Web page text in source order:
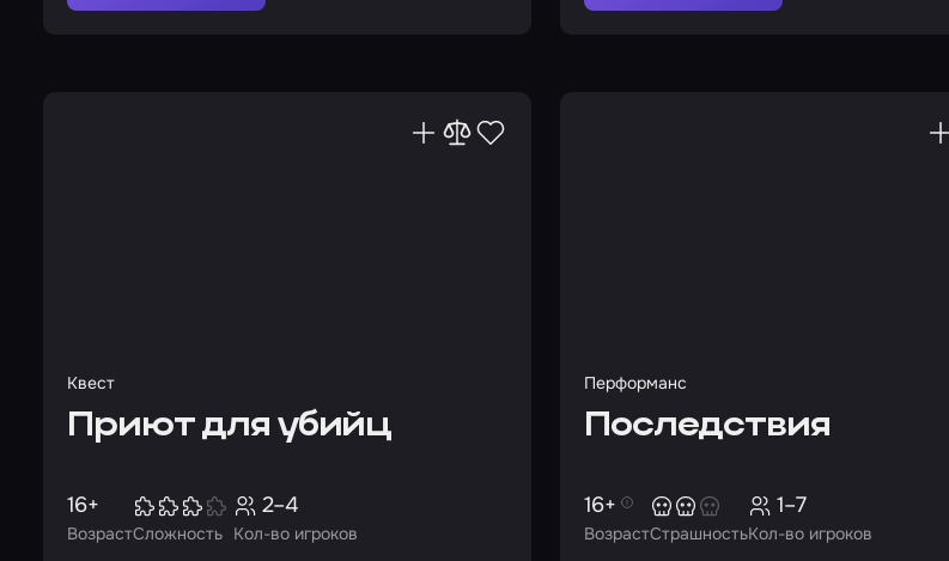
Квест
Приют для убийц
Возраст
16+
Сложность Кол-во игроков
2–4
Перформанс
Последствия
Возраст
16+
СтрашностьКол-во игроков
1–7